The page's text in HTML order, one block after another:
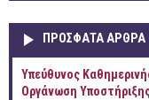
ΠΡOΣΦΑΤΑ AΡΘΡΑ
Yπεύθυνος
Οργάνωση